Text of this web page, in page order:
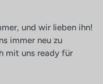
und wir lieben ihn!
immer neu zu
mit uns ready für